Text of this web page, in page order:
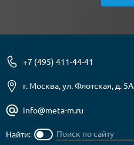
+7 (495) 411-44-41
г. Москва, ул. Флотская, д. 5А
info@meta-m.ru
Найти: